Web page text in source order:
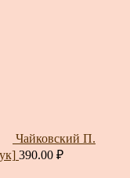
Чайковский П.
390.00 ₽